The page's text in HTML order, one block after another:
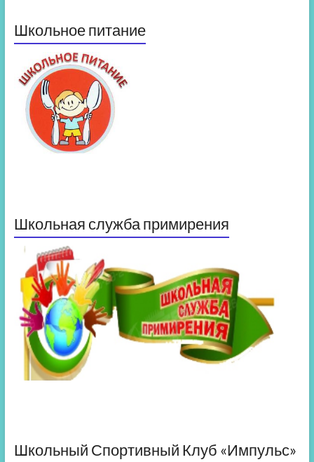
Школьное питание
Школьная служба примирения
Школьный Спортивный Клуб «Импульс»